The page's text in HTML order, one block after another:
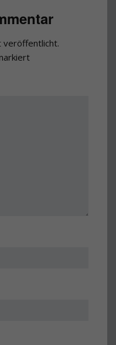
veröffentlicht.